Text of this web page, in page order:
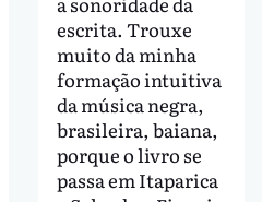
escrita. Trouxe
muito da minha
formação intuitiva
da música negra,
brasileira, baiana,
porque o livro se
passa em Itaparica